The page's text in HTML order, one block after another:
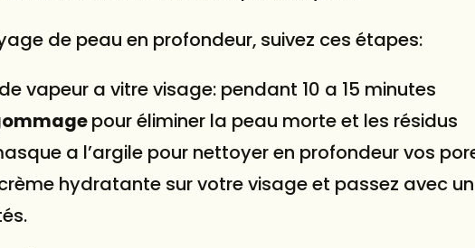
de peau en profondeur, suivez ces étapes:
vapeur a vitre visage: pendant 10 a 15 minutes
pour éliminer la peau morte et les résidus
a l’argile pour nettoyer en profondeur vos
hydratante sur votre visage et passez avec